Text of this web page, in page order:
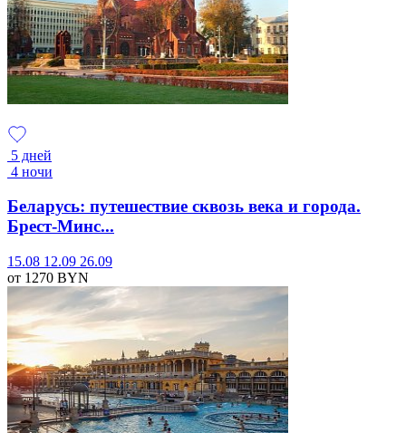
5 дней
4 ночи
Беларусь: путешествие сквозь века и города.
Брест-Минс...
15.08 12.09 26.09
от 1270 BYN